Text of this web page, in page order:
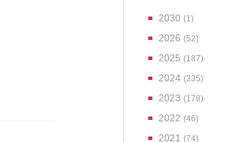
2030 (1)
2026 (52)
2025 (187)
2024 (235)
2023 (178)
2022 (46)
2021 (74)